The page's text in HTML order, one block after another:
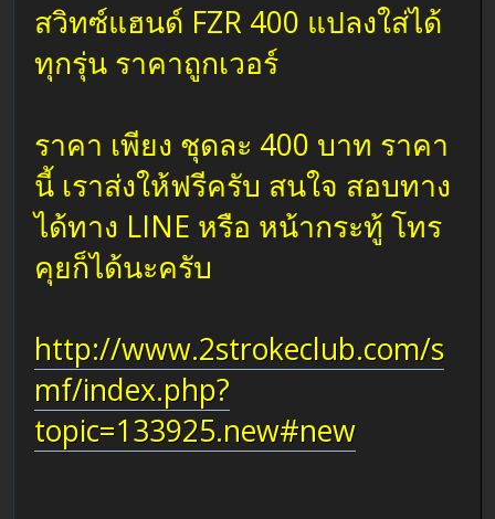
สวิทซ์แฮนด์ FZR 400 แปลงใส่ได้
ทุกรุ่น ราคาถูกเวอร์
ราคา เพียง ชุดละ 400 บาท ราคา
นี้ เราส่งให้ฟรีครับ สนใจ สอบทาง
ได้ทาง LINE หรือ หน้ากระทู้ โทร
คุยก็ได้นะครับ
http://www.2strokeclub.com/s
mf/index.php?
topic=133925.new#new